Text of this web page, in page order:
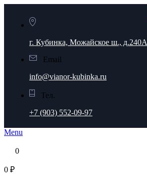
г. Кубинка, Можайское ш., д.240А
Email
info@vianor-kubinka.ru
Тел.
+7 (903) 552-09-97
Menu
0
0 ₽